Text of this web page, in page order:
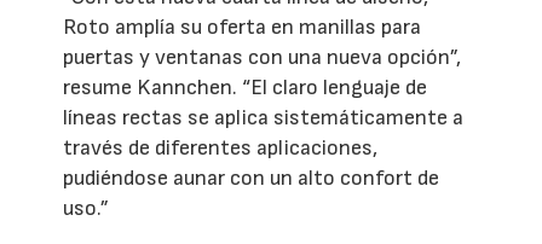
Roto amplía su oferta en manillas para
puertas y ventanas con una nueva opción”,
resume Kannchen. “El claro lenguaje de
líneas rectas se aplica sistemáticamente a
través de diferentes aplicaciones,
pudiéndose aunar con un alto confort de
uso.”